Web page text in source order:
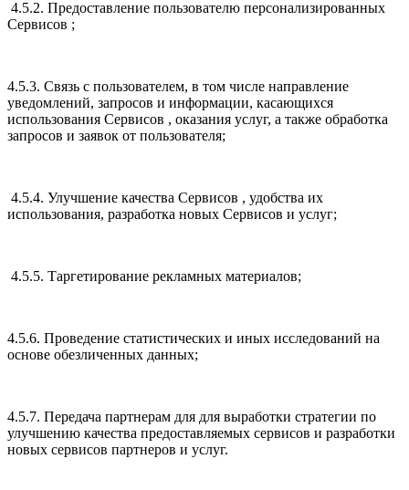
4.5.2. Предоставление пользователю персонализированных
Сервисов ;
4.5.3. Связь с пользователем, в том числе направление
уведомлений, запросов и информации, касающихся
использования Сервисов , оказания услуг, а также обработка
запросов и заявок от пользователя;
4.5.4. Улучшение качества Сервисов , удобства их
использования, разработка новых Сервисов и услуг;
4.5.5. Таргетирование рекламных материалов;
4.5.6. Проведение статистических и иных исследований на
основе обезличенных данных;
4.5.7. Передача партнерам для для выработки стратегии по
улучшению качества предоставляемых сервисов и разработки
новых сервисов партнеров и услуг.